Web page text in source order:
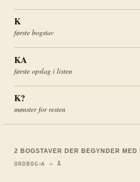
K
første bogstav
KA
første opslag i listen
K?
mønster for resten
2 BOGSTAVER DER BEGYNDER MED
ORDBOG A → Å